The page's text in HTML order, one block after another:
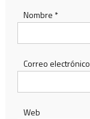
Nombre *
Correo electrónico
Web